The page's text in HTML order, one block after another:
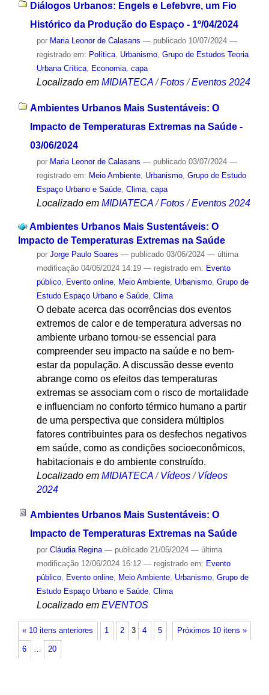
Diálogos Urbanos: Engels e Lefebvre, um Fio
Histórico da Produção do Espaço - 1º/04/2024
por Maria Leonor de Calasans — publicado10/07/2024 —
registrado em: Política, Urbanismo, Grupo de Estudos Teoria
Urbana Crítica, Economia, capa
Localizado em MIDIATECA /Fotos /Eventos 2024
Ambientes Urbanos Mais Sustentáveis: O
Impacto de Temperaturas Extremas na Saúde -
03/06/2024
por Maria Leonor de Calasans — publicado03/07/2024 —
registrado em: Meio Ambiente, Urbanismo, Grupo de Estudo
Espaço Urbano e Saúde, Clima, capa
Localizado em MIDIATECA /Fotos /Eventos 2024
Ambientes Urbanos Mais Sustentáveis: O
Impacto de Temperaturas Extremas na Saúde
por Jorge Paulo Soares — publicado03/06/2024 — última
modificação04/06/2024 14:19 — registrado em: Evento
público, Evento online, Meio Ambiente, Urbanismo, Grupo de
Estudo Espaço Urbano e Saúde, Clima
O debate acerca das ocorrências dos eventos
extremos de calor e de temperatura adversas no
ambiente urbano tornou-se essencial para
compreender seu impacto na saúde e no bem-
estar da população. A discussão desse evento
abrange como os efeitos das temperaturas
extremas se associam com o risco de mortalidade
e influenciam no conforto térmico humano a partir
de uma perspectiva que considera múltiplos
fatores contribuintes para os desfechos negativos
em saúde, como as condições socioeconômicos,
habitacionais e do ambiente construído.
Localizado em MIDIATECA /Vídeos /Vídeos
2024
Ambientes Urbanos Mais Sustentáveis: O
Impacto de Temperaturas Extremas na Saúde
por Cláudia Regina — publicado21/05/2024 — última
modificação12/06/2024 16:12 — registrado em: Evento
público, Evento online, Meio Ambiente, Urbanismo, Grupo de
Estudo Espaço Urbano e Saúde, Clima
Localizado em EVENTOS
« 10 itens anteriores Próximos 10 itens »
1 2 3 4 5
6 … 20